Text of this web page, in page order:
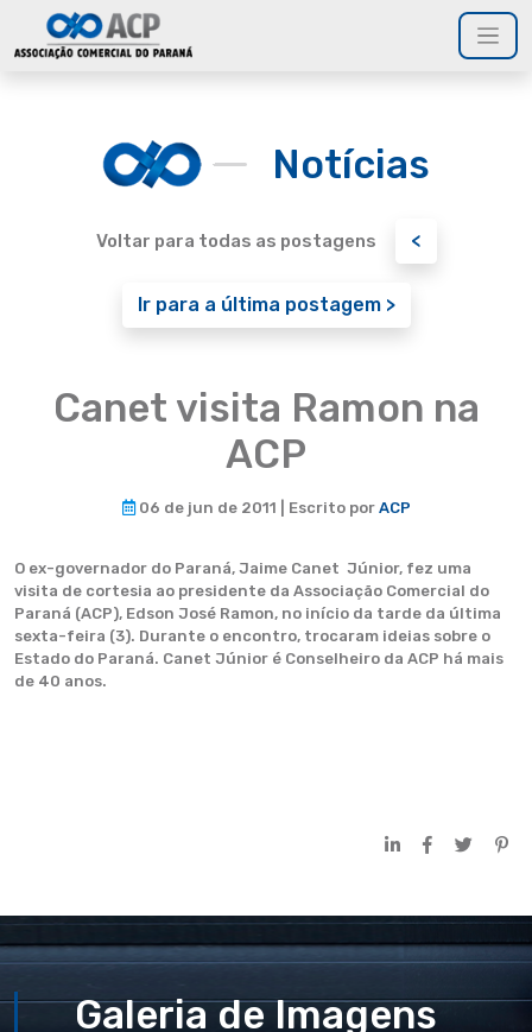
Notícias
Voltar para todas as postagens <
Ir para a última postagem >
Canet visita Ramon na
ACP
06 de jun de 2011 | Escrito por ACP
O ex-governador do Paraná, Jaime Canet Júnior, fez uma
visita de cortesia ao presidente da Associação Comercial do
Paraná (ACP), Edson José Ramon, no início da tarde da última
sexta-feira (3). Durante o encontro, trocaram ideias sobre o
Estado do Paraná. Canet Júnior é Conselheiro da ACP há mais
de 40 anos.
Galeria de Imagens